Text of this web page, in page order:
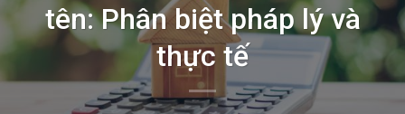
tên: Phân biệt pháp lý và
thực tế